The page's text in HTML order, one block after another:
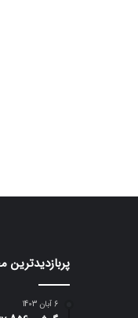
پربازدیدترین
6 آبان 1403